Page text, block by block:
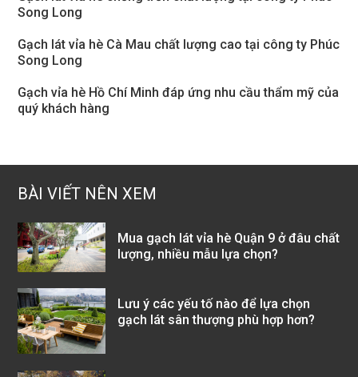
Song Long
Gạch lát vỉa hè Cà Mau chất lượng cao tại công ty Phúc
Song Long
Gạch vỉa hè Hồ Chí Minh đáp ứng nhu cầu thẩm mỹ của
quý khách hàng
BÀI VIẾT NÊN XEM
Mua gạch lát vỉa hè Quận 9 ở đâu chất
lượng, nhiều mẫu lựa chọn?
Lưu ý các yếu tố nào để lựa chọn
gạch lát sân thượng phù hợp hơn?